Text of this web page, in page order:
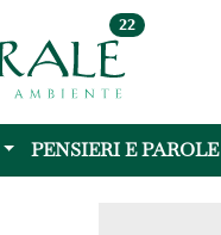
22
PENSIERI E PAROLE